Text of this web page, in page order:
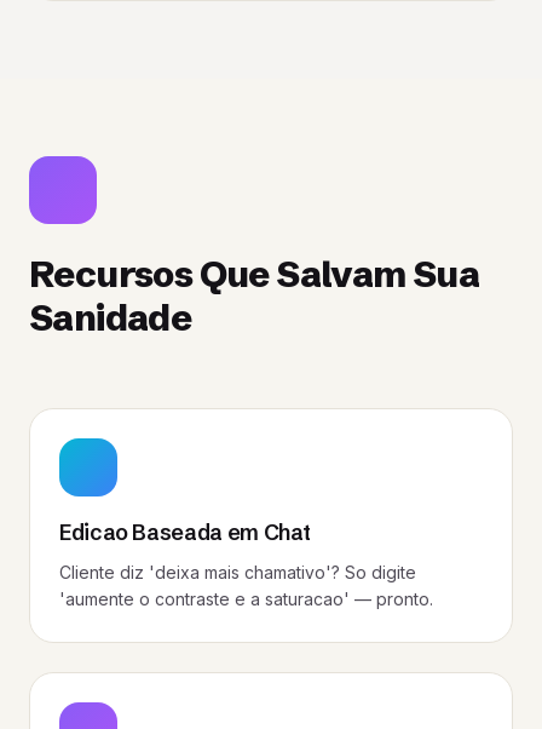
Recursos Que Salvam Sua
Sanidade
Edicao Baseada em Chat
Cliente diz 'deixa mais chamativo'? So digite
'aumente o contraste e a saturacao' — pronto.